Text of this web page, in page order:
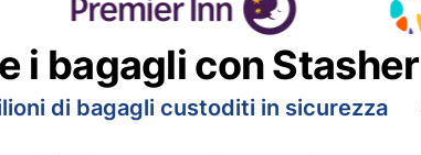
i bagagli con Stasher
di bagagli custoditi in sicurezza